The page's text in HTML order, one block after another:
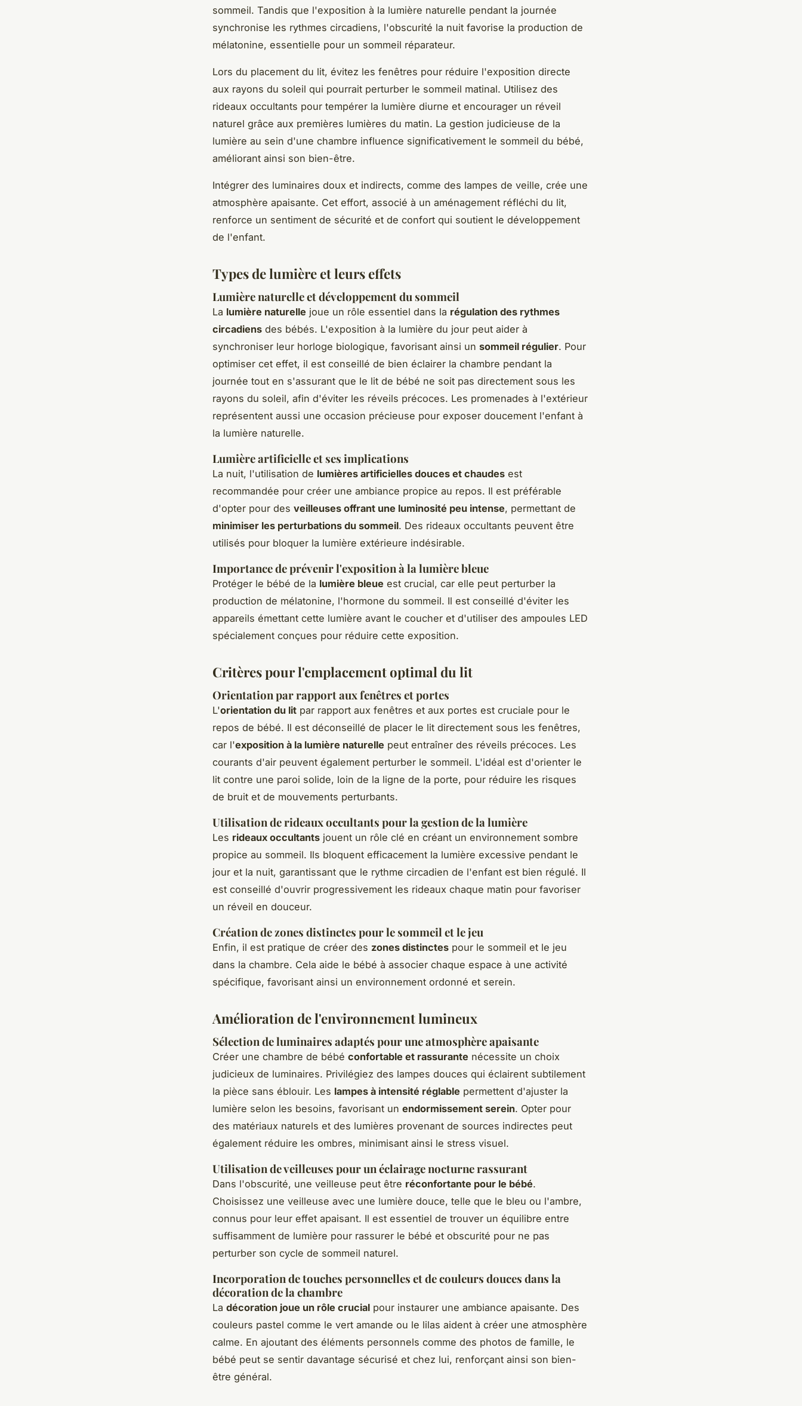
sommeil. Tandis que l'exposition à la lumière naturelle pendant la journée
synchronise les rythmes circadiens, l'obscurité la nuit favorise la production de
mélatonine, essentielle pour un sommeil réparateur.
Lors du placement du lit, évitez les fenêtres pour réduire l'exposition directe
aux rayons du soleil qui pourrait perturber le sommeil matinal. Utilisez des
rideaux occultants pour tempérer la lumière diurne et encourager un réveil
naturel grâce aux premières lumières du matin. La gestion judicieuse de la
lumière au sein d'une chambre influence significativement le sommeil du bébé,
améliorant ainsi son bien-être.
Intégrer des luminaires doux et indirects, comme des lampes de veille, crée une
atmosphère apaisante. Cet effort, associé à un aménagement réfléchi du lit,
renforce un sentiment de sécurité et de confort qui soutient le développement
de l'enfant.
Types de lumière et leurs effets
Lumière naturelle et développement du sommeil
La lumière naturelle joue un rôle essentiel dans la régulation des rythmes
circadiens des bébés. L'exposition à la lumière du jour peut aider à
synchroniser leur horloge biologique, favorisant ainsi un sommeil régulier. Pour
optimiser cet effet, il est conseillé de bien éclairer la chambre pendant la
journée tout en s'assurant que le lit de bébé ne soit pas directement sous les
rayons du soleil, afin d'éviter les réveils précoces. Les promenades à l'extérieur
représentent aussi une occasion précieuse pour exposer doucement l'enfant à
la lumière naturelle.
Lumière artificielle et ses implications
La nuit, l'utilisation de lumières artificielles douces et chaudes est
recommandée pour créer une ambiance propice au repos. Il est préférable
d'opter pour des veilleuses offrant une luminosité peu intense, permettant de
minimiser les perturbations du sommeil. Des rideaux occultants peuvent être
utilisés pour bloquer la lumière extérieure indésirable.
Importance de prévenir l'exposition à la lumière bleue
Protéger le bébé de la lumière bleue est crucial, car elle peut perturber la
production de mélatonine, l'hormone du sommeil. Il est conseillé d'éviter les
appareils émettant cette lumière avant le coucher et d'utiliser des ampoules LED
spécialement conçues pour réduire cette exposition.
Critères pour l'emplacement optimal du lit
Orientation par rapport aux fenêtres et portes
L'orientation du lit par rapport aux fenêtres et aux portes est cruciale pour le
repos de bébé. Il est déconseillé de placer le lit directement sous les fenêtres,
car l'exposition à la lumière naturelle peut entraîner des réveils précoces. Les
courants d'air peuvent également perturber le sommeil. L'idéal est d'orienter le
lit contre une paroi solide, loin de la ligne de la porte, pour réduire les risques
de bruit et de mouvements perturbants.
Utilisation de rideaux occultants pour la gestion de la lumière
Les rideaux occultants jouent un rôle clé en créant un environnement sombre
propice au sommeil. Ils bloquent efficacement la lumière excessive pendant le
jour et la nuit, garantissant que le rythme circadien de l'enfant est bien régulé. Il
est conseillé d'ouvrir progressivement les rideaux chaque matin pour favoriser
un réveil en douceur.
Création de zones distinctes pour le sommeil et le jeu
Enfin, il est pratique de créer des zones distinctes pour le sommeil et le jeu
dans la chambre. Cela aide le bébé à associer chaque espace à une activité
spécifique, favorisant ainsi un environnement ordonné et serein.
Amélioration de l'environnement lumineux
Sélection de luminaires adaptés pour une atmosphère apaisante
Créer une chambre de bébé confortable et rassurante nécessite un choix
judicieux de luminaires. Privilégiez des lampes douces qui éclairent subtilement
la pièce sans éblouir. Les lampes à intensité réglable permettent d'ajuster la
lumière selon les besoins, favorisant un endormissement serein. Opter pour
des matériaux naturels et des lumières provenant de sources indirectes peut
également réduire les ombres, minimisant ainsi le stress visuel.
Utilisation de veilleuses pour un éclairage nocturne rassurant
Dans l'obscurité, une veilleuse peut être réconfortante pour le bébé.
Choisissez une veilleuse avec une lumière douce, telle que le bleu ou l'ambre,
connus pour leur effet apaisant. Il est essentiel de trouver un équilibre entre
suffisamment de lumière pour rassurer le bébé et obscurité pour ne pas
perturber son cycle de sommeil naturel.
Incorporation de touches personnelles et de couleurs douces dans la
décoration de la chambre
La décoration joue un rôle crucial pour instaurer une ambiance apaisante. Des
couleurs pastel comme le vert amande ou le lilas aident à créer une atmosphère
calme. En ajoutant des éléments personnels comme des photos de famille, le
bébé peut se sentir davantage sécurisé et chez lui, renforçant ainsi son bien-
être général.